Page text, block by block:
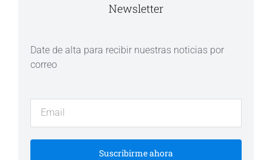
Newsletter
Date de alta para recibir nuestras noticias por
correo
Suscribirme ahora